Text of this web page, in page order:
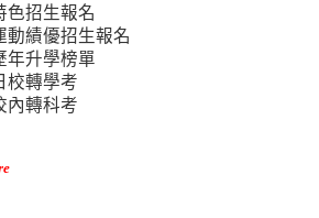
色招生報名
動績優招生報名
年升學榜單
校轉學考
內轉科考